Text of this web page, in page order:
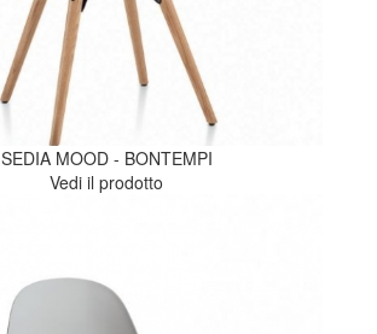
SEDIA MOOD - BONTEMPI
Vedi il prodotto